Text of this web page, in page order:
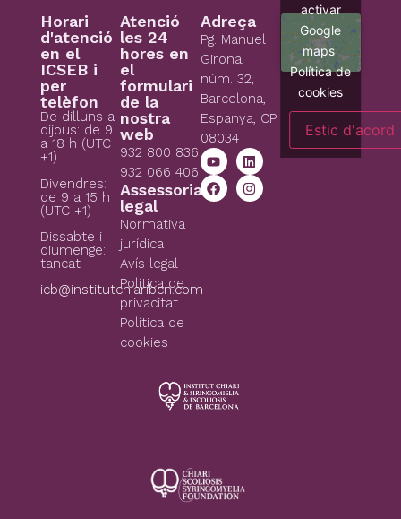
Horari
d'atenció
en el
ICSEB i
per
telèfon
De dilluns a
dijous: de 9
a 18 h (UTC
+1)
Divendres:
de 9 a 15 h
(UTC +1)
Dissabte i
diumenge:
tancat
icb@institutchiaribcn.com
Atenció
les 24
hores en
el
formulari
de la
nostra
web
932 800 836
932 066 406
Assessoria
legal
Normativa
jurídica
Avís legal
Política de
privacitat
Política de
cookies
Adreça
Pg. Manuel
Girona,
núm. 32,
Barcelona,
Espanya, CP
08034
activar
Google
maps
Política de
cookies
Estic d'acord